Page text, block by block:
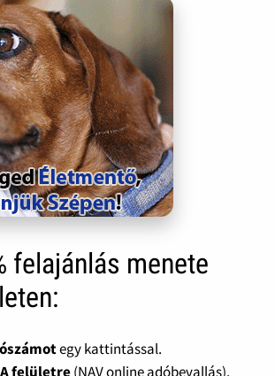
felajánlás menete
egy kattintással.
felületre(NAV online adóbevallás).